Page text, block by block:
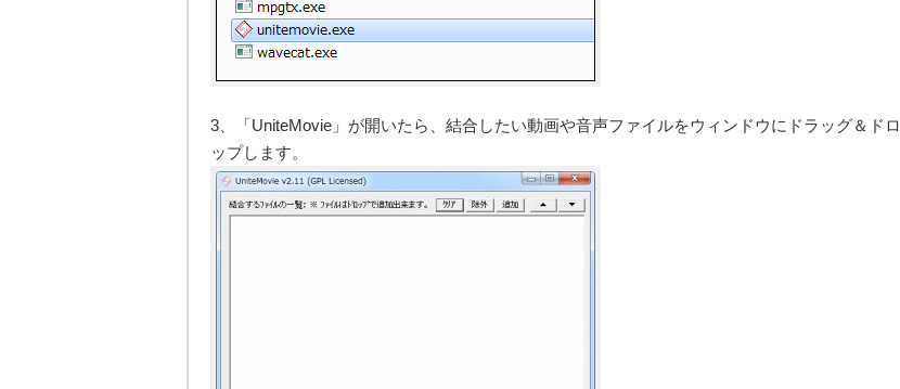
3、「UniteMovie」が開いたら、結合したい動画や音声ファイルをウィンドウにドラッグ＆ドロ
ップします。